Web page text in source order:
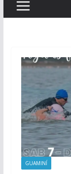
GUAMINÍ